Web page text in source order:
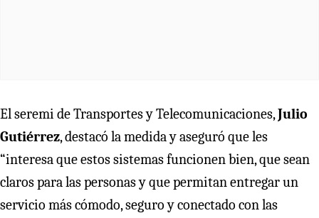
El seremi de Transportes y Telecomunicaciones,Julio
Gutiérrez, destacó la medida y aseguró que les
“interesa que estos sistemas funcionen bien, que sean
claros para las personas y que permitan entregar un
servicio más cómodo, seguro y conectado con las